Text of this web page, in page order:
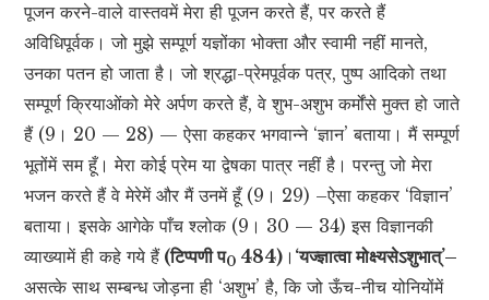
पूजन करने-वाले वास्तवमें मेरा ही पूजन करते हैं, पर करते हैं
अविधिपूर्वक। जो मुझे सम्पूर्ण यज्ञोंका भोक्ता और स्वामी नहीं मानते,
उनका पतन हो जाता है। जो श्रद्धा-प्रेमपूर्वक पत्र, पुष्प आदिको तथा
सम्पूर्ण क्रियाओंको मेरे अर्पण करते हैं, वे शुभ-अशुभ कर्मोंसे मुक्त हो जाते
हैं (9। 20 — 28) — ऐसा कहकर भगवान्ने ‘ज्ञान’ बताया। मैं सम्पूर्ण
भूतोंमें सम हूँ। मेरा कोई प्रेम या द्वेषका पात्र नहीं है। परन्तु जो मेरा
भजन करते हैं वे मेरेमें और मैं उनमें हूँ (9। 29) –ऐसा कहकर ‘विज्ञान’
बताया। इसके आगेके पाँच श्लोक (9। 30 — 34) इस विज्ञानकी
व्याख्यामें ही कहे गये हैं(टिप्पणी प0 484) । ‘यज्ज्ञात्वा मोक्ष्यसेऽशुभात्’–
असत्के साथ सम्बन्ध जोड़ना ही ‘अशुभ’ है, कि जो ऊँच-नीच योनियोंमें